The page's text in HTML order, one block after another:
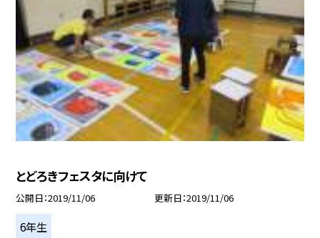
とどろきフェスタに向けて
公開日 2019/11/06 更新日 2019/11/06
6年生